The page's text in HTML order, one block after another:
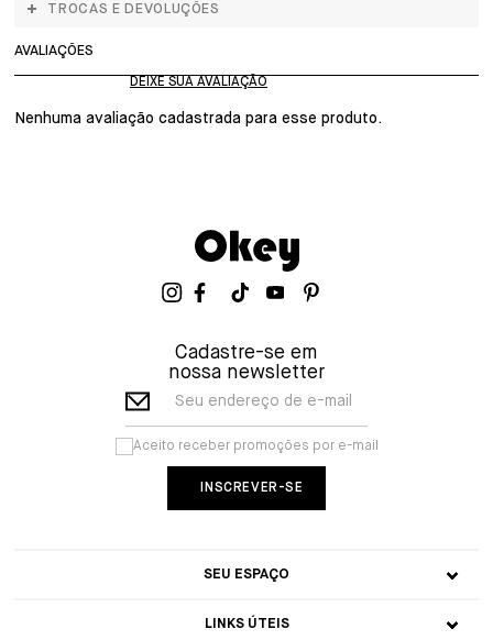
TROCAS E DEVOLUÇÕES
AVALIAÇÕES
Nenhuma avaliação cadastrada para esse produto.
Cadastre-se em
nossa newsletter
Seu endereço de e-mail
Aceito receber promoções por e-mail
SEU ESPAÇO
LINKS ÚTEIS